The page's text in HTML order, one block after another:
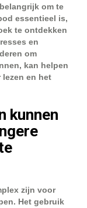
om te
essentieel is,
te ontdekken
en
om
kan helpen
en het
kunnen
zijn voor
Het gebruik